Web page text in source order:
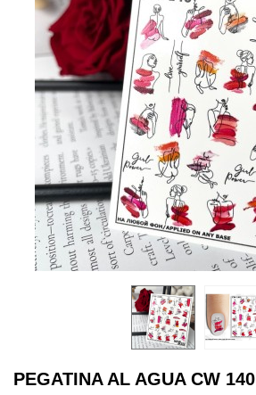
PEGATINA AL AGUA CW 140